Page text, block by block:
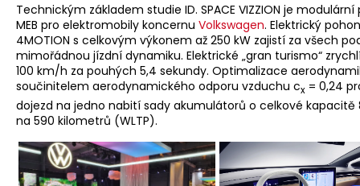
Technickým základem studie ID. SPACE VIZZION je
MEB pro elektromobily koncernu Volkswagen. Elektrický
4MOTION s celkovým výkonem až 250 kW zajistí za všech
mimořádnou jízdní dynamiku. Elektrické „gran turismo“
100 km/h za pouhých 5,4 sekundy. Optimalizace
součinitelem aerodynamického odporu vzduchu cx = 0,24
dojezd na jedno nabití sady akumulátorů o celkové kapacitě
na 590 kilometrů (WLTP).